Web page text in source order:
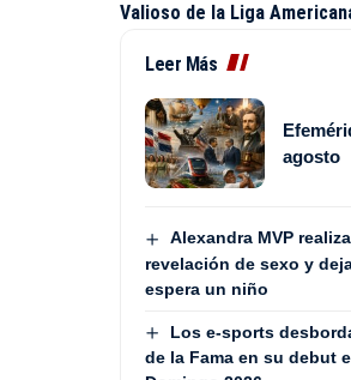
Valioso de la Liga
Leer Más
agosto
Alexandra MVP
revelación de sexo y
espera un niño
Los e-sports
de la Fama en su debut